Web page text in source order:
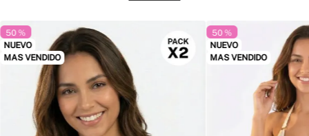
50 %
NUEVO
MAS VENDIDO
50 %
NUEVO
MAS VENDIDO